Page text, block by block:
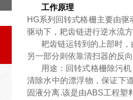
工作原理
HG系列回转式格栅主要由
驱动下，耙齿链进行逆水流
耙齿链运转到的上部时
另一部分则依靠清扫器的反
用途：回转式格栅除污
清除水中的漂浮物，保证下
固液分离.该是由ABS工程塑